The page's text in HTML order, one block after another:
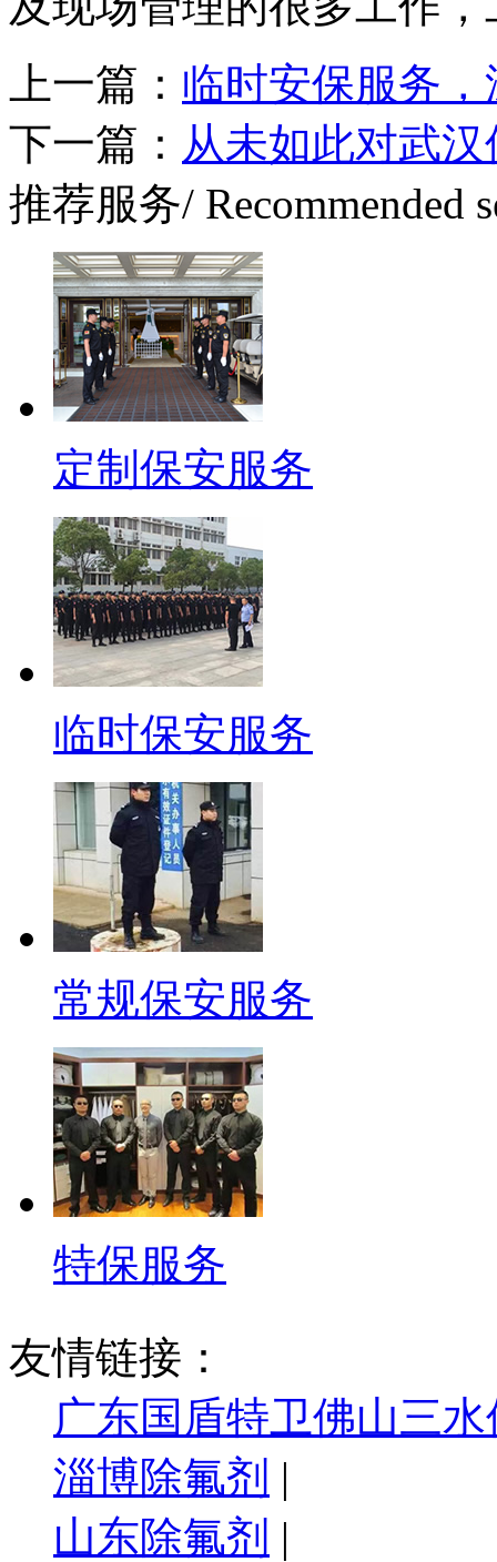
上一篇： 临时安保服务
下一篇： 从未如此对武
推荐服务/ Recommended
定制保安服务
临时保安服务
常规保安服务
特保服务
友情链接：
广东国盾特卫佛山三
淄博除氟剂 |
山东除氟剂 |